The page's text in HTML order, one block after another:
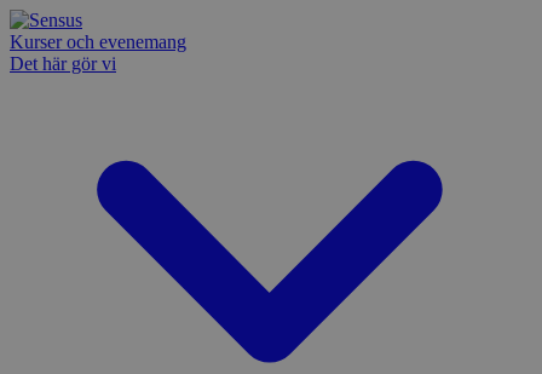
Kurser och evenemang
Det här gör vi